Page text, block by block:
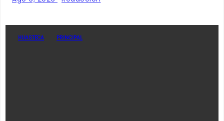
VISITANTES
HUASTECA PRINCIPAL